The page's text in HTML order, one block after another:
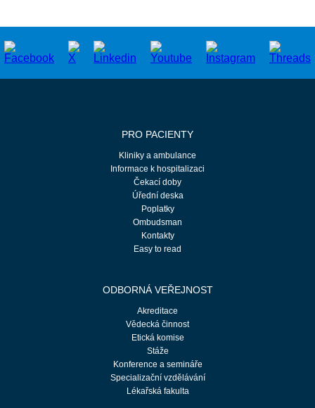
PRO PACIENTY
Kliniky a ambulance
Informace k hospitalizaci
Čekací doby
Úřední deska
Poplatky
Ombudsman
Kontakty
Easy to read
ODBORNÁ VEŘEJNOST
Akreditace
Vědecká činnost
Etická komise
Stáže
Konference a semináře
Specializační vzdělávání
Lékařská fakulta